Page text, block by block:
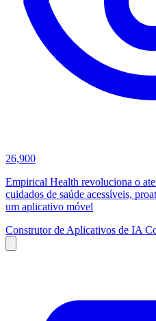
26,900
Empirical Health revoluciona o
cuidados de saúde acessíveis,
um aplicativo móvel
Construtor de Aplicativos de IA